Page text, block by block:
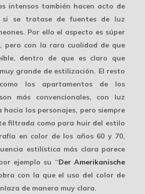
intensos también hacen acto de
si se tratase de fuentes de luz
Por ello el aspecto es súper
pero con la rara cualidad de que
dentro de que es claro que
grande de estilización. El resto
los apartamentos de los
más convencionales, con luz
hacia los personajes, pero siempre
filtrada como para huir del estilo
en color de los años 60 y 70,
estilística más clara parece
ejemplo su “Der Amerikanische
con la que el uso del color de
de manera muy clara.